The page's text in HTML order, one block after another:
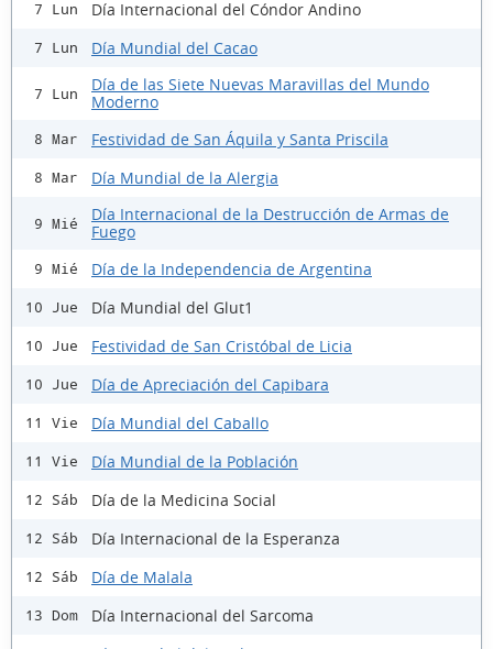
7 Lun Día Internacional del Cóndor Andino
7 Lun Día Mundial del Cacao
7 Lun
Día de las Siete Nuevas Maravillas del Mundo
Moderno
8 Mar Festividad de San Áquila y Santa Priscila
8 Mar Día Mundial de la Alergia
9 Mié
Día Internacional de la Destrucción de Armas de
Fuego
9 Mié Día de la Independencia de Argentina
10 Jue Día Mundial del Glut1
10 Jue Festividad de San Cristóbal de Licia
10 Jue Día de Apreciación del Capibara
11 Vie Día Mundial del Caballo
11 Vie Día Mundial de la Población
12 Sáb Día de la Medicina Social
12 Sáb Día Internacional de la Esperanza
12 Sáb Día de Malala
13 Dom Día Internacional del Sarcoma